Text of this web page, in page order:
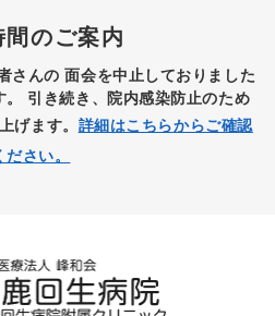
間のご案内
さんの面会を中止しておりました
。 引き続き、院内感染防止のため
げます。 詳細はこちらからご確認
ださい。